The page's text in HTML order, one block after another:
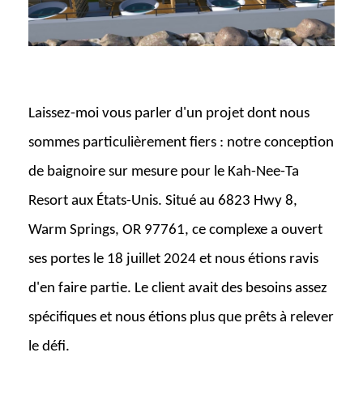
Laissez-moi vous parler d'un projet dont nous
sommes particulièrement fiers : notre conception
de baignoire sur mesure pour le Kah-Nee-Ta
Resort aux États-Unis. Situé au 6823 Hwy 8,
Warm Springs, OR 97761, ce complexe a ouvert
ses portes le 18 juillet 2024 et nous étions ravis
d'en faire partie. Le client avait des besoins assez
spécifiques et nous étions plus que prêts à relever
le défi.